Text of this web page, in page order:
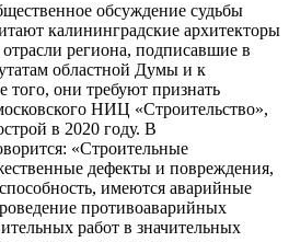
обсуждение судьбы
калининградские архитекторы
региона, подписавшие в
областной Думы и к
того, они требуют признать
НИЦ «Строительство»,
в 2020 году. В
«Строительные
дефекты и повреждения,
имеются аварийные
противоаварийных
работ в значительных